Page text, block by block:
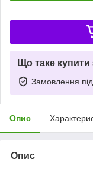
Що таке
Замовлення
Опис
Опис